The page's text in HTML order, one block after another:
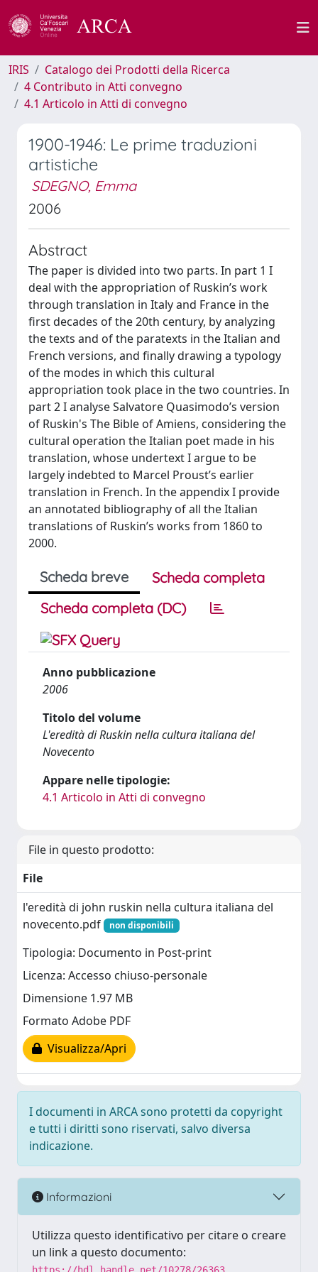
IRIS
Catalogo dei Prodotti della Ricerca
4 Contributo in Atti convegno
4.1 Articolo in Atti di convegno
1900-1946: Le prime traduzioni
artistiche
SDEGNO, Emma
2006
Abstract
The paper is divided into two parts. In part 1 I
deal with the appropriation of Ruskin’s work
through translation in Italy and France in the
first decades of the 20th century, by analyzing
the texts and of the paratexts in the Italian and
French versions, and finally drawing a typology
of the modes in which this cultural
appropriation took place in the two countries. In
part 2 I analyse Salvatore Quasimodo’s version
of Ruskin's The Bible of Amiens, considering the
cultural operation the Italian poet made in his
translation, whose undertext I argue to be
largely indebted to Marcel Proust’s earlier
translation in French. In the appendix I provide
an annotated bibliography of all the Italian
translations of Ruskin’s works from 1860 to
2000.
Scheda breve
Scheda completa
Scheda completa (DC)
Anno pubblicazione
2006
Titolo del volume
L'eredità di Ruskin nella cultura italiana del
Novecento
Appare nelle tipologie:
4.1 Articolo in Atti di convegno
File in questo prodotto:
File
l'eredità di john ruskin nella cultura italiana del
novecento.pdf
non disponibili
Tipologia: Documento in Post-print
Licenza: Accesso chiuso-personale
Dimensione 1.97 MB
Formato Adobe PDF
Visualizza/Apri
I documenti in ARCA sono protetti da copyright
e tutti i diritti sono riservati, salvo diversa
indicazione.
Informazioni
Utilizza questo identificativo per citare o creare
un link a questo documento: